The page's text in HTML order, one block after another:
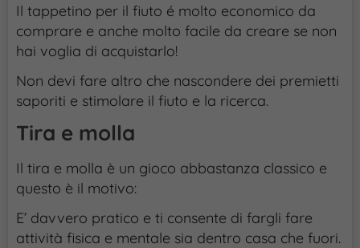
Il tappetino per il fiuto é molto economico da
comprare e anche molto facile da creare se non
hai voglia di acquistarlo!
Non devi fare altro che nascondere dei premietti
saporiti e stimolare il fiuto e la ricerca.
Tira e molla
Il tira e molla è un gioco abbastanza classico e
questo è il motivo:
E’ davvero pratico e ti consente di fargli fare
attività fisica e mentale sia dentro casa che fuori.